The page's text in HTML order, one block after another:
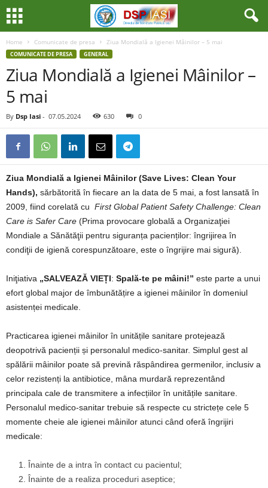
Home Comunicate de presa Ziua Mondială a Igienei Mâinilor – 5 mai
COMUNICATE DE PRESA GENERAL
Ziua Mondială a Igienei Mâinilor –
5 mai
By Dsp Iasi - 07.05.2024 630 0
Ziua Mondială a Igienei Mâinilor (Save Lives: Clean Your
Hands), sărbătorită în fiecare an la data de 5 mai, a fost lansată în
2009, fiind corelată cu First Global Patient Safety Challenge: Clean
Care is Safer Care (Prima provocare globală a Organizaţiei
Mondiale a Sănătăţii pentru siguranța pacienților: îngrijirea în
condiţii de igienă corespunzătoare, este o îngrijire mai sigură).
Iniţiativa „SALVEAZĂ VIEȚI: Spală-te pe mâini!” este parte a unui
efort global major de îmbunătățire a igienei mâinilor în domeniul
asistenței medicale.
Practicarea igienei mâinilor în unitățile sanitare protejează
deopotrivă pacienții și personalul medico-sanitar. Simplul gest al
spălării mâinilor poate să prevină răspândirea germenilor, inclusiv a
celor rezistenți la antibiotice, mâna murdară reprezentând
principala cale de transmitere a infecțiilor în unitățile sanitare.
Personalul medico-sanitar trebuie să respecte cu strictețe cele 5
momente cheie ale igienei mâinilor atunci când oferă îngrijiri
medicale:
Înainte de a intra în contact cu pacientul;
Înainte de a realiza proceduri aseptice;